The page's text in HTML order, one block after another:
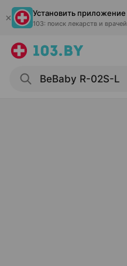
Установить приложение
103: поиск лекарств и врачей